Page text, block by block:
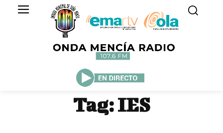
Tag:IES